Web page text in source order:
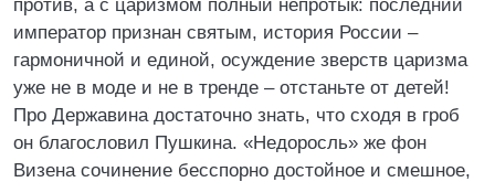
против, а с царизмом полный непротык: последний
император признан святым, история России –
гармоничной и единой, осуждение зверств царизма
уже не в моде и не в тренде – отстаньте от детей!
Про Державина достаточно знать, что сходя в гроб
он благословил Пушкина. «Недоросль» же фон
Визена сочинение бесспорно достойное и смешное,